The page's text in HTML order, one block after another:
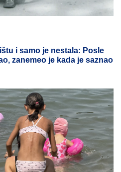
i samo je nestala: Posle
zanemeo je kada je saznao